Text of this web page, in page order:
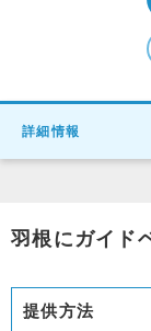
詳細情報
羽根にガイド
提供方法